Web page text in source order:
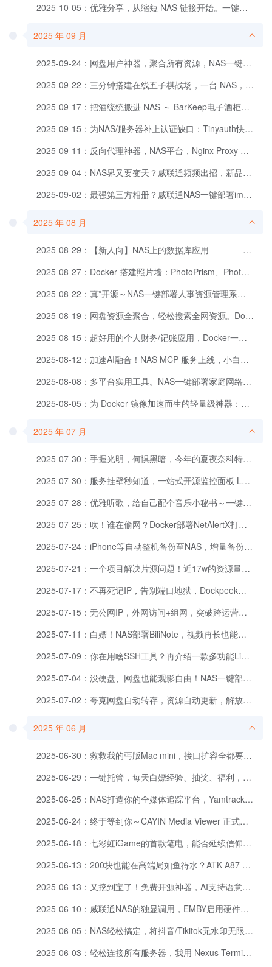
2025-10-05：优雅分享，从缩短 NAS 链接开始。一键部署Zurl开源短链工具
2025 年 09 月
2025-09-24：网盘用户神器，聚合所有资源，NAS一键部署。
2025-09-22：三分钟搭建在线五子棋战场，一台 NAS，两步操作。
2025-09-17：把酒统统搬进 NAS ～ BarKeep电子酒柜部署速通攻略
2025-09-15：为NAS/服务器补上认证缺口：Tinyauth快速实现外网登录保护
2025-09-11：反向代理神器，NAS平台，Nginx Proxy Manager，保姆级教程
2025-09-04：NAS界又要变天？威联通频频出招，新品即将发布，Qsirch 全面免费！
2025-09-02：最强第三方相册？威联通NAS一键部署immich
2025 年 08 月
2025-08-29：【新人向】NAS上的数据库应用————MariaDB篇
2025-08-27：Docker 搭建照片墙：PhotoPrism、Photoview、PiGallery2 该用哪个？
2025-08-22：真*开源～NAS一键部署人事资源管理系统：Frappe HR
2025-08-19：网盘资源全聚合，轻松搜索全网资源。Docker一键部署PanSou
2025-08-15：超好用的个人财务/记账应用，Docker一键部署ezBookkeeping
2025-08-12：加速AI融合！NAS MCP 服务上线，小白也能玩转威联通 NAS。
2025-08-08：多平台实用工具。NAS一键部署家庭网络工具箱HomeBox
2025-08-05：为 Docker 镜像加速而生的轻量级神器：KSpeeder部署使用指南
2025 年 07 月
2025-07-30：手握光明，何惧黑暗，今年的夏夜奈科特尔EDC25陪我度过。
2025-07-30：服务挂壁秒知道，一站式开源监控面板 Lunalytics 了解一下～
2025-07-28：优雅听歌，给自己配个音乐小秘书～一键部署Metadata Remote
2025-07-25：呔！谁在偷网？Docker部署NetAlertX打造家庭网络哨兵
2025-07-24：iPhone等自动整机备份至NAS，增量备份，可自定义任务触发条件
2025-07-21：一个项目解决片源问题！近17w的资源量，可转存可离线，不要太离谱！！！
2025-07-17：不再死记IP，告别端口地狱，Dockpeek让你一键直达Docker服务
2025-07-15：无公网IP，外网访问+组网，突破跨运营商QOS限速，开源免费的EasyTier
2025-07-11：白嫖！NAS部署BiliNote，视频再长也能秒变笔记，一键转写提炼！
2025-07-09：你在用啥SSH工具？再介绍一款多功能Linux服务器WEB终端面板EasyNode
2025-07-04：没硬盘、网盘也能观影自由！NAS一键部署MoonTV，随时随地爽看。
2025-07-02：夸克网盘自动转存，资源自动更新，解放双手。NAS部署教程
2025 年 06 月
2025-06-30：救救我的丐版Mac mini，接口扩容全都要！零刻Mate mini拓展坞评测
2025-06-29：一键托管，每天白嫖经验、抽奖、福利，稳！NAS部署B站自动化管家！
2025-06-25：NAS打造你的全媒体追踪平台，Yamtrack 自托管部署教程
2025-06-24：终于等到你～CAYIN Media Viewer 正式上线：手机视频、H.265、HEIC 照片全能播，免费版也超能打！
2025-06-18：七彩虹iGame的首款笔电，能否延续信仰？iGame M15 Origo评测
2025-06-13：200块也能在高端局如鱼得水？ATK A87 Pro 紫电顶配版上手体验
2025-06-13：又挖到宝了！免费开源神器，AI支持语意搜图/视频、图搜视频。
2025-06-10：威联通NAS的独显调用，EMBY启用硬件加速
2025-06-05：NAS轻松搞定，将抖音/Tikitok无水印无限制(批量)缓存到本地
2025-06-03：轻松连接所有服务器，我用 Nexus Terminal 替代了一堆远程工具，效果惊人